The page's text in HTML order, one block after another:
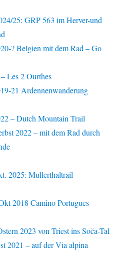
25: GRP 563 im Herver-und
? Belgien mit dem Rad – Go
Les 2 Ourthes
21 Ardennenwanderung
– Dutch Mountain Trail
2022 – mit dem Rad durch
2025: Mullerthaltrail
2018 Camino Portugues
2023 von Triest ins Soča-Tal
2021 – auf der Via alpina